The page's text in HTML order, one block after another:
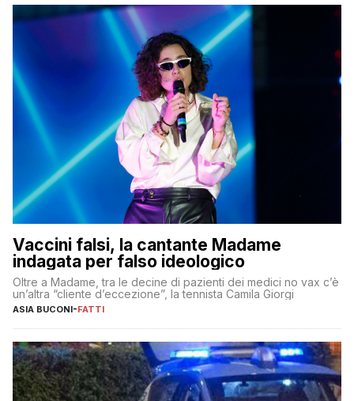
Vaccini falsi, la cantante Madame
indagata per falso ideologico
Oltre a Madame, tra le decine di pazienti dei medici no vax c’è
un’altra “cliente d’eccezione”, la tennista Camila Giorgi
ASIA BUCONI-FATTI